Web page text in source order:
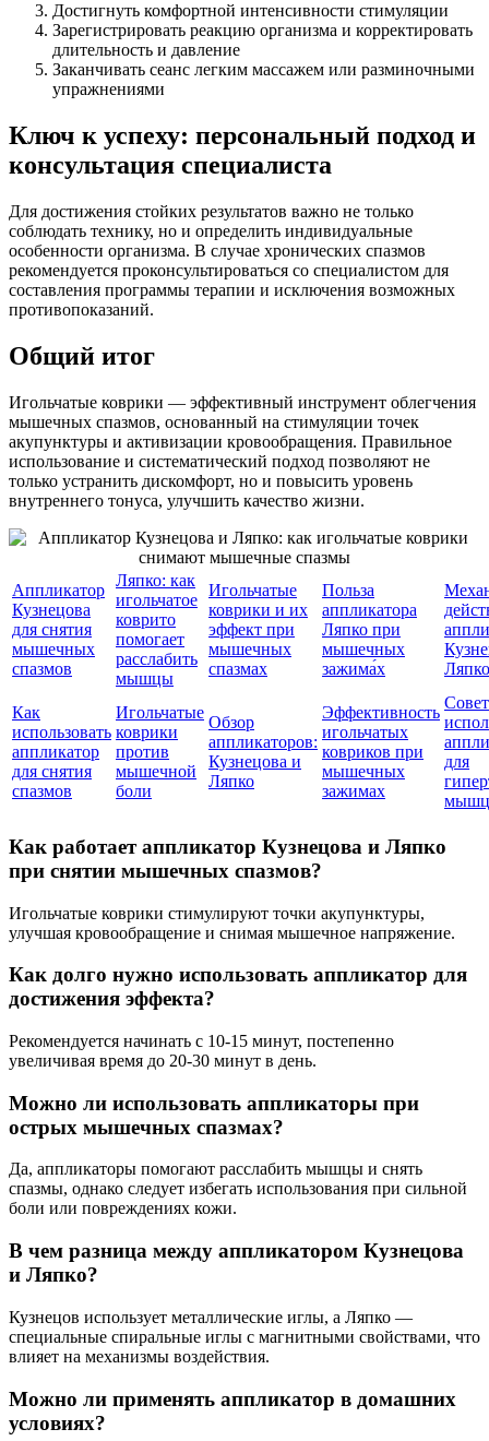
Достигнуть комфортной интенсивности стимуляции
Зарегистрировать реакцию организма и корректировать
длительность и давление
Заканчивать сеанс легким массажем или разминочными
упражнениями
Ключ к успеху: персональный подход и
консультация специалиста
Для достижения стойких результатов важно не только
соблюдать технику, но и определить индивидуальные
особенности организма. В случае хронических спазмов
рекомендуется проконсультироваться со специалистом для
составления программы терапии и исключения возможных
противопоказаний.
Общий итог
Игольчатые коврики — эффективный инструмент облегчения
мышечных спазмов, основанный на стимуляции точек
акупунктуры и активизации кровообращения. Правильное
использование и систематический подход позволяют не
только устранить дискомфорт, но и повысить уровень
внутреннего тонуса, улучшить качество жизни.
Аппликатор
Кузнецова
для снятия
мышечных
спазмов
Ляпко: как
игольчатое
коврито
помогает
расслабить
мышцы
Игольчатые
коврики и их
эффект при
мышечных
спазмах
Польза
аппликатора
Ляпко при
мышечных
зажима́х
Ляпко
Как
использовать
аппликатор
для снятия
спазмов
Игольчатые
коврики
против
мышечной
боли
Обзор
аппликаторов:
Кузнецова и
Ляпко
Эффективность
игольчатых
ковриков при
мышечных
зажимах
для
мышц
Как работает аппликатор Кузнецова и Ляпко
при снятии мышечных спазмов?
Игольчатые коврики стимулируют точки акупунктуры,
улучшая кровообращение и снимая мышечное напряжение.
Как долго нужно использовать аппликатор для
достижения эффекта?
Рекомендуется начинать с 10-15 минут, постепенно
увеличивая время до 20-30 минут в день.
Можно ли использовать аппликаторы при
острых мышечных спазмах?
Да, аппликаторы помогают расслабить мышцы и снять
спазмы, однако следует избегать использования при сильной
боли или повреждениях кожи.
В чем разница между аппликатором Кузнецова
и Ляпко?
Кузнецов использует металлические иглы, а Ляпко —
специальные спиральные иглы с магнитными свойствами, что
влияет на механизмы воздействия.
Можно ли применять аппликатор в домашних
условиях?